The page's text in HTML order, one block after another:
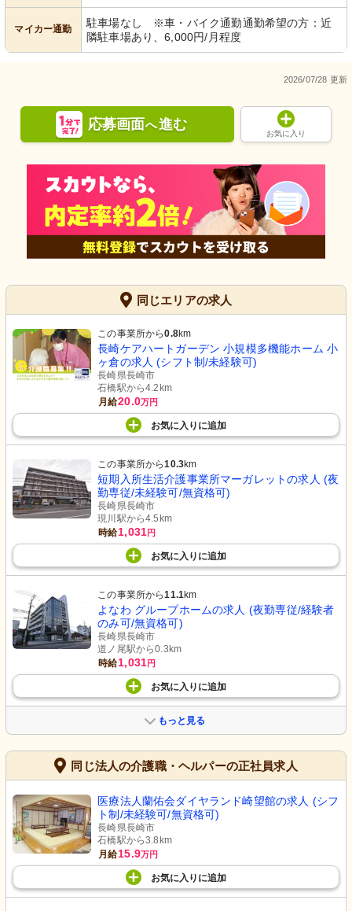
マイカー通勤
駐車場なし ※車・バイク通勤通勤希望の方：近
隣駐車場あり、6,000円/月程度
2026/07/28 更新
応募画面へ進む
お気に入り
同じエリアの求人
この事業所から0.8km
長崎ケアハートガーデン 小規模多機能ホーム 小
ヶ倉の求人 (シフト制/未経験可)
長崎県長崎市
石橋駅から4.2km
月給20.0万円
お気に入り に追加
この事業所から10.3km
短期入所生活介護事業所マーガレットの求人 (夜
勤専従/未経験可/無資格可)
長崎県長崎市
現川駅から4.5km
時給1,031円
お気に入り に追加
この事業所から11.1km
よなわ グループホームの求人 (夜勤専従/経験者
のみ可/無資格可)
長崎県長崎市
道ノ尾駅から0.3km
時給1,031円
お気に入り に追加
もっと見る
同じ法人の介護職・ヘルパーの正社員求人
医療法人蘭佑会ダイヤランド崎望館の求人 (シフ
ト制/未経験可/無資格可)
長崎県長崎市
石橋駅から3.8km
月給15.9万円
お気に入り に追加